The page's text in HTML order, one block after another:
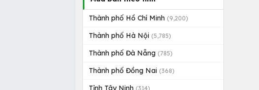
Thành phố Hồ Chí Minh (9,200)
Thành phố Hà Nội (5,785)
Thành phố Đà Nẵng (785)
Thành phố Đồng Nai (368)
Tỉnh Tây Ninh (314)